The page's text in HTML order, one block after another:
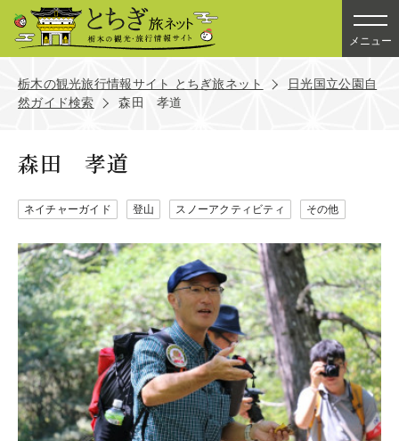
メニュー
栃木の観光旅行情報サイト とちぎ旅ネット
日光国立公園自
然ガイド検索
森田 孝道
森田 孝道
ネイチャーガイド 登山 スノーアクティビティ その他